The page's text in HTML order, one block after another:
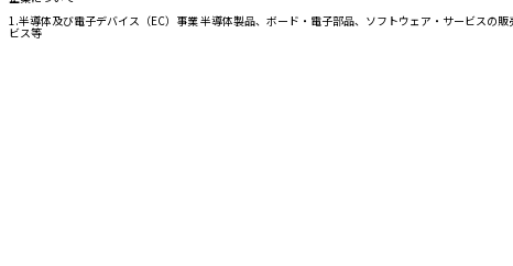
1.半導体及び電子デバイス（EC）事業 半導体製品、ボード・電子部品、ソフトウェア・サービスの
ビス等